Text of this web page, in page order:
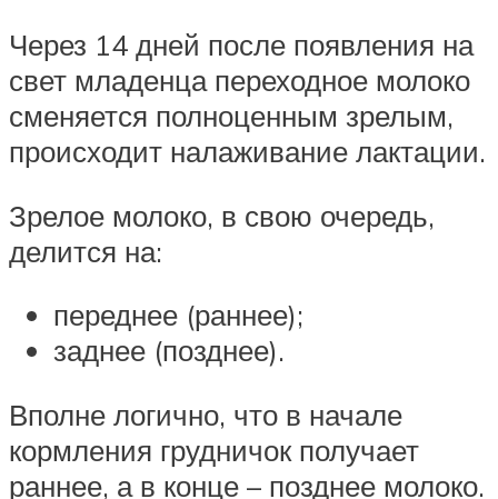
Через 14 дней после появления на
свет младенца переходное молоко
сменяется полноценным зрелым,
происходит налаживание лактации.
Зрелое молоко, в свою очередь,
делится на:
переднее (раннее);
заднее (позднее).
Вполне логично, что в начале
кормления грудничок получает
раннее, а в конце – позднее молоко.